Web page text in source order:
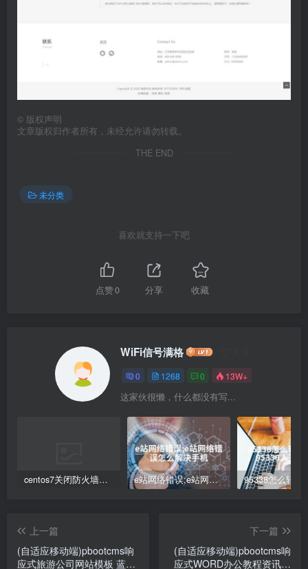
© 版权声明
文章版权归作者所有，未经允许请勿转载。
THE END
未分类
喜欢就支持一下吧
点赞0 分享 收藏
WiFi信号满格
0 1268 0 13W+
这家伙很懒，什么都没有写...
centos7关闭防火墙命令(Centos7防火墙关闭步骤解析) e站网络错误;e站网络错误怎么解决手机
上一篇
(自适应移动端)pbootcms响
应式旅游公司网站模板 蓝色
下一篇
(自适应移动端)pbootcms响
应式WORD办公教程资讯类